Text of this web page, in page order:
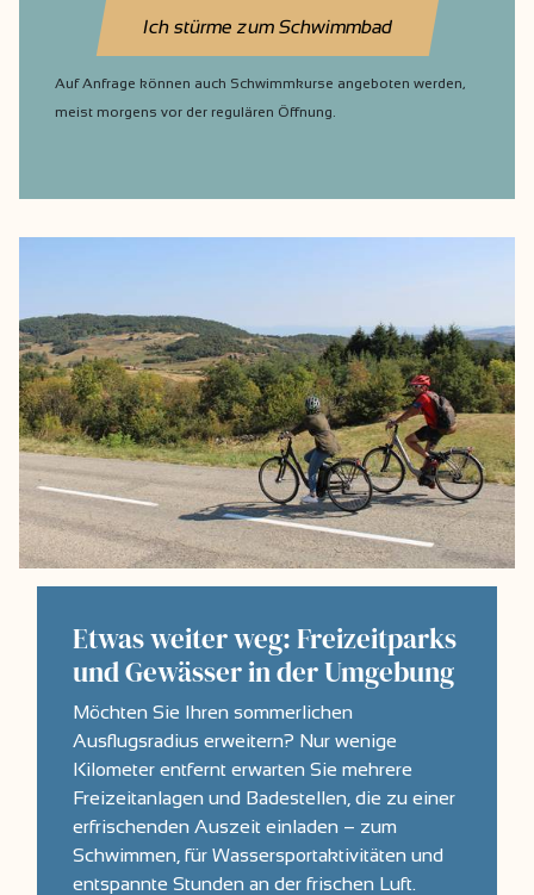
Ich stürme zum Schwimmbad
Auf Anfrage können auch Schwimmkurse angeboten werden,
meist morgens vor der regulären Öffnung.
Etwas weiter weg: Freizeitparks
und Gewässer in der Umgebung
Möchten Sie Ihren sommerlichen
Ausflugsradius erweitern? Nur wenige
Kilometer entfernt erwarten Sie mehrere
Freizeitanlagen und Badestellen, die zu einer
erfrischenden Auszeit einladen – zum
Schwimmen, für Wassersportaktivitäten und
entspannte Stunden an der frischen Luft.